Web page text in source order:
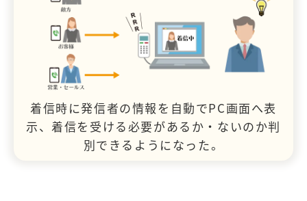
着信時に発信者の情報を自動でPC画面へ表
示、着信を受ける必要があるか・ないのか判
別できるようになった。